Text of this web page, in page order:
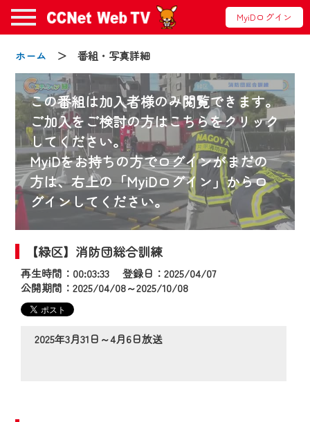
MyiDログイン
ホーム ＞ 番組・写真詳細
この番組は加入者様のみ閲覧できます。
ご加入をご検討の方はこちらをクリック
してください。
MyiDをお持ちの方でログインがまだの
方は、右上の「MyiDログイン」からロ
グインしてください。
【緑区】消防団総合訓練
再生時間：00:03:33 登録日：2025/04/07
公開期間：2025/04/08～2025/10/08
2025年3月31日～4月6日放送
お知らせ
2024/09/02
動画配信サービス『CCNet Web TV』は2024
年9月24日からリニューアルします！
【変更点】
◆デザイン変更により、お住まいの地域
の動画コンテンツが一目瞭然。
◆当社アプリやＰＣブラウザから、いつ
でも・どこでも・外出先でも！